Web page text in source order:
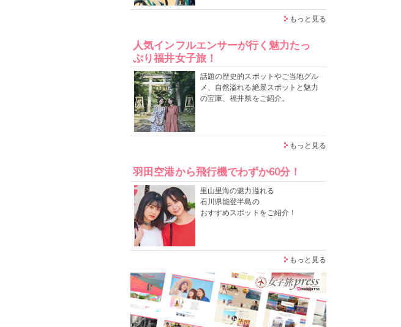
もっと見る
人気インフルエンサーが行く魅力たっ
ぷり福井女子旅！
話題の歴史的スポットやご当地グル
メ、自然溢れる絶景スポットと魅力
の宝庫、福井県をご紹介。
もっと見る
羽田空港から飛行機でわずか60分！
里山里海の魅力溢れる
石川県能登半島の
おすすめスポットをご紹介！
もっと見る